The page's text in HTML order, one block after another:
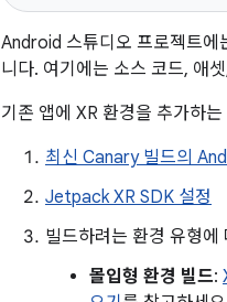
Android 스튜디오 프로젝트에
니다. 여기에는 소스 코드, 애
기존 앱에 XR 환경을 추가하
최신 Canary 빌드의
Jetpack XR SDK 설정
빌드하려는 환경 유형에
몰입형 환경 빌드: